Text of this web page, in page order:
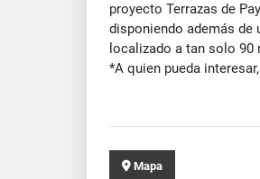
proyecto Terrazas de
disponiendo además de
localizado a tan solo
*A quien pueda
Mapa